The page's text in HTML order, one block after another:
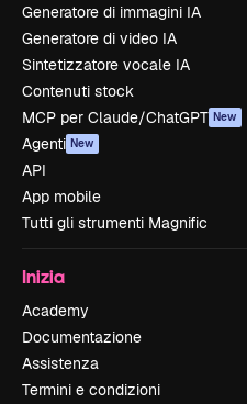
Generatore di immagini IA
Generatore di video IA
Sintetizzatore vocale IA
Contenuti stock
MCP per Claude/ChatGPT New
Agenti New
API
App mobile
Tutti gli strumenti Magnific
Inizia
Academy
Documentazione
Assistenza
Termini e condizioni